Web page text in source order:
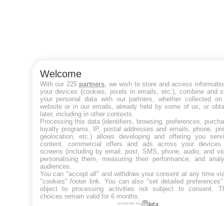
Welcome
With our 225 partners , we wish to store and access
your devices (cookies, pixels in emails, etc.), combine and
your personal data with our partners, whether collected
website or in our emails, already held by some of us, or
later, including in other contexts.
Processing this data (identifiers, browsing, preferences,
loyalty programs, IP, postal addresses and emails, phone,
geolocation, etc.) allows developing and offering you
content, commercial offers and ads across your devices
screens (including by email, post, SMS, phone, audio, and
personalising them, measuring their performance, and
audiences.
You can "accept all" and withdraw your consent at any time
"cookies" footer link . You can also "set detailed
object to processing activities not subject to consent.
choices remain valid for 6 months.
powered by